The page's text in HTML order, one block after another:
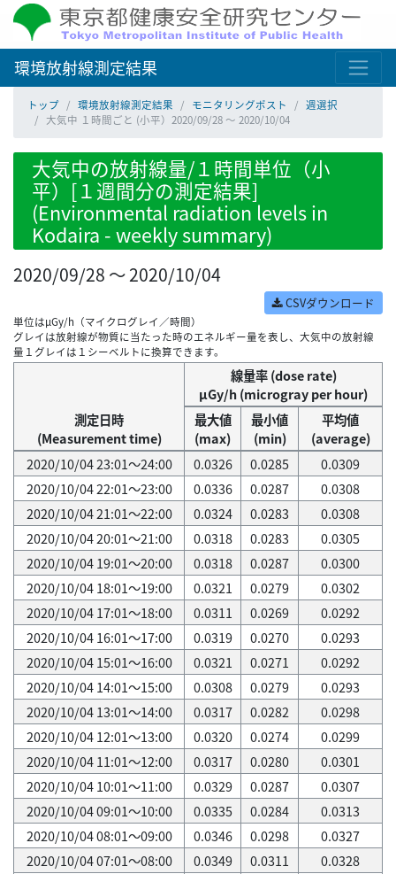
環境放射線測定結果
トップ 環境放射線測定結果 モニタリングポスト
週選択
大気中 １時間ごと (小平）2020/09/28 ～ 2020/10/04
大気中の放射線量/１時間単位（小
平）[１週間分の測定結果]
(Environmental radiation levels in
Kodaira - weekly summary)
2020/09/28 ～ 2020/10/04
CSVダウンロード
単位はμGy/h（マイクログレイ／時間）
グレイは放射線が物質に当たった時のエネルギー量を表し、大気中の放射線
量１グレイは１シーベルトに換算できます。
測定日時
(Measurement time)
線量率 (dose rate)
μGy/h (microgray per hour)
最大値
(max)
最小値
(min)
平均値
(average)
2020/10/04 23:01～24:00
0.0326 0.0285
0.0309
2020/10/04 22:01～23:00
0.0336 0.0287
0.0308
2020/10/04 21:01～22:00
0.0324 0.0283
0.0308
2020/10/04 20:01～21:00
0.0318 0.0283
0.0305
2020/10/04 19:01～20:00
0.0318 0.0287
0.0300
2020/10/04 18:01～19:00
0.0321 0.0279
0.0302
2020/10/04 17:01～18:00
0.0311 0.0269
0.0292
2020/10/04 16:01～17:00
0.0319 0.0270
0.0293
2020/10/04 15:01～16:00
0.0321 0.0271
0.0292
2020/10/04 14:01～15:00
0.0308 0.0279
0.0293
2020/10/04 13:01～14:00
0.0317 0.0282
0.0298
2020/10/04 12:01～13:00
0.0320 0.0274
0.0299
2020/10/04 11:01～12:00
0.0317 0.0280
0.0301
2020/10/04 10:01～11:00
0.0329 0.0287
0.0307
2020/10/04 09:01～10:00
0.0335 0.0284
0.0313
2020/10/04 08:01～09:00
0.0346 0.0298
0.0327
2020/10/04 07:01～08:00
0.0349 0.0311
0.0328